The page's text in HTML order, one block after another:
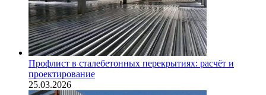
Профлист в сталебетонных перекрытиях: расчёт и
проектирование
25.03.2026